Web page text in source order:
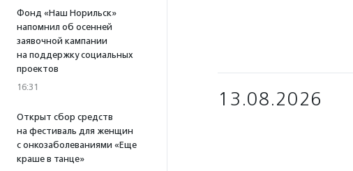
Фонд «Наш Норильск»
напомнил об осенней
заявочной кампании
на поддержку социальных
проектов
16:31
Открыт сбор средств
на фестиваль для женщин
с онкозаболеваниями «Еще
краше в танце»
13.08.2026